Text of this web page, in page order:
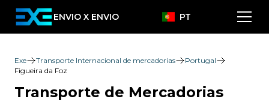
ENVIO X ENVIO PT
Exe Transporte Internacional de mercadorias
Portugal
Figueira da Foz
Transporte de Mercadorias